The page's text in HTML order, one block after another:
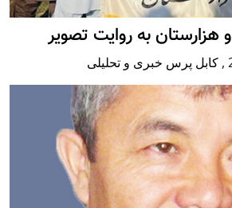
هزارستان به روایت تصویر
, کابل پرس خبری و تحلیلی